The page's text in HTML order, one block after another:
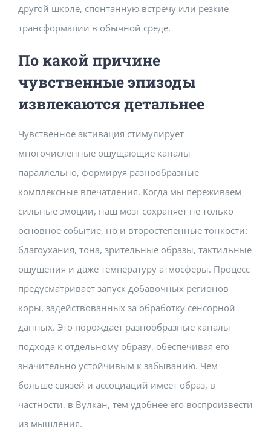
другой школе, спонтанную встречу или резкие
трансформации в обычной среде.
По какой причине
чувственные эпизоды
извлекаются детальнее
Чувственное активация стимулирует
многочисленные ощущающие каналы
параллельно, формируя разнообразные
комплексные впечатления. Когда мы переживаем
сильные эмоции, наш мозг сохраняет не только
основное событие, но и второстепенные тонкости:
благоухания, тона, зрительные образы, тактильные
ощущения и даже температуру атмосферы. Процесс
предусматривает запуск добавочных регионов
коры, задействованных за обработку сенсорной
данных. Это порождает разнообразные каналы
подхода к отдельному образу, обеспечивая его
значительно устойчивым к забыванию. Чем
больше связей и ассоциаций имеет образ, в
частности, в Вулкан, тем удобнее его воспроизвести
из мышления.